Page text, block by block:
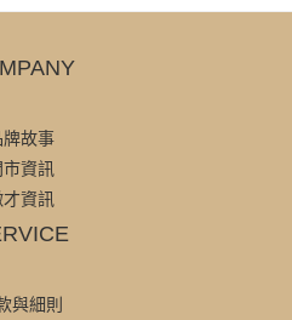
牌故事
市資訊
資訊
與細則